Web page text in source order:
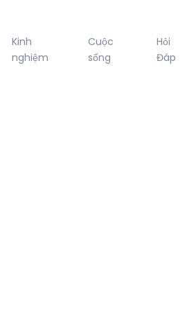
Kinh
nghiệm
Cuộc
sống
Hỏi
Đáp